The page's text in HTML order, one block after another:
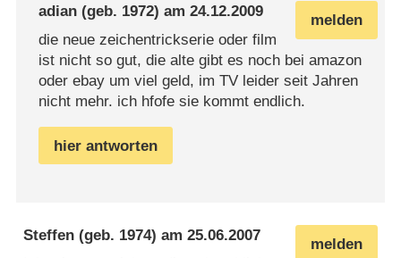
melden
adian (geb. 1972) am24.12.2009
die neue zeichentrickserie oder film
ist nicht so gut, die alte gibt es noch bei amazon
oder ebay um viel geld, im TV leider seit Jahren
nicht mehr. ich hfofe sie kommt endlich.
hier antworten
melden
Steffen (geb. 1974) am25.06.2007